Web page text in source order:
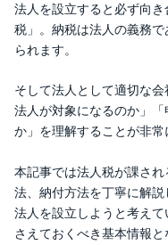
法人を設立すると必ず向
税」。納税は法人の義務
られます。
そして法人として適切な
法人が対象になるのか」
か」を理解することが非常
本記事では法人税が課さ
法、納付方法を丁寧に解説
法人を設立しようと考え
さえておくべき基本情報